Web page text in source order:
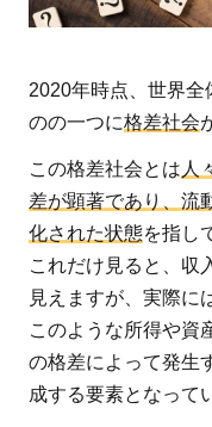
格差
産業
構造
の変
化に
よる
格差
1.3
非正
規雇
用増
加に
2020年時点、世界全
のの一つに格差社会
この格差社会とは 人
差が顕著であり、流
化された状態を指し
これだけ見ると、収
見えますが、実際に
このような所得や資
の格差によって発生
成する要素となって